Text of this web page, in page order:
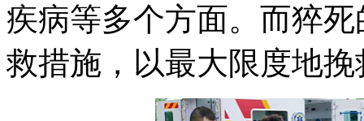
疾病等多个方面。而猝
救措施，以最大限度地